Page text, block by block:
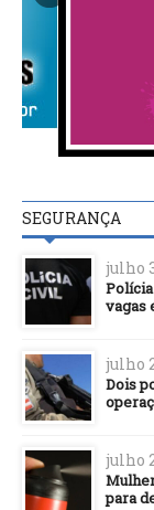
SEGURANÇA
julho
vagas
julho
Dois
julho
para